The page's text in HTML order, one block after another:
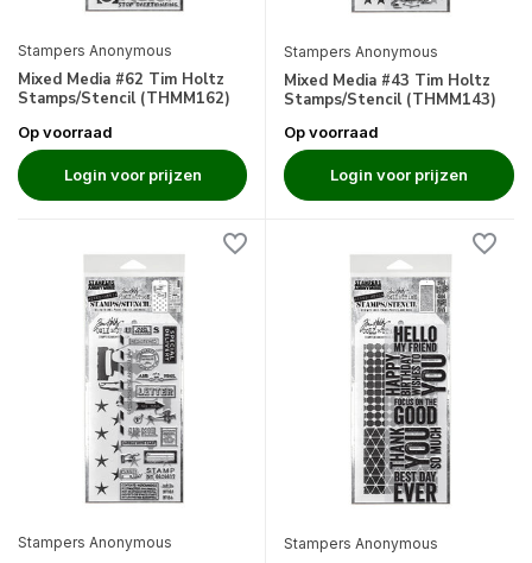
Stampers Anonymous
Mixed Media #62 Tim Holtz
Stamps/Stencil (THMM162)
Op voorraad
Login voor prijzen
Stampers Anonymous
Mixed Media #43 Tim Holtz
Stamps/Stencil (THMM143)
Op voorraad
Login voor prijzen
Stampers Anonymous Stampers Anonymous